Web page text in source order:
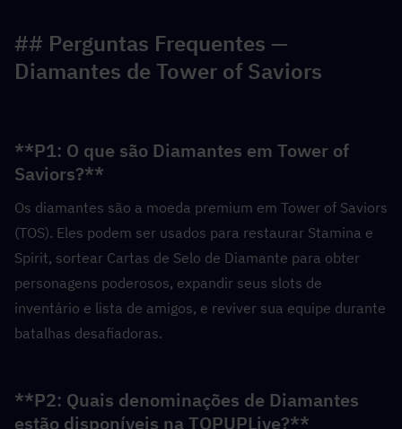
## Perguntas Frequentes —
Diamantes de Tower of Saviors
**P1: O que são Diamantes em Tower of
Saviors?**
Os diamantes são a moeda premium em Tower of Saviors
(TOS). Eles podem ser usados para restaurar Stamina e
Spirit, sortear Cartas de Selo de Diamante para obter
personagens poderosos, expandir seus slots de
inventário e lista de amigos, e reviver sua equipe durante
batalhas desafiadoras.
**P2: Quais denominações de Diamantes
estão disponíveis na TOPUPLive?**